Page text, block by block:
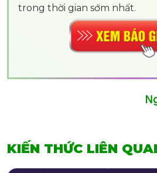
trong thời gian sớm nhất.
KIẾN THỨC LIÊN